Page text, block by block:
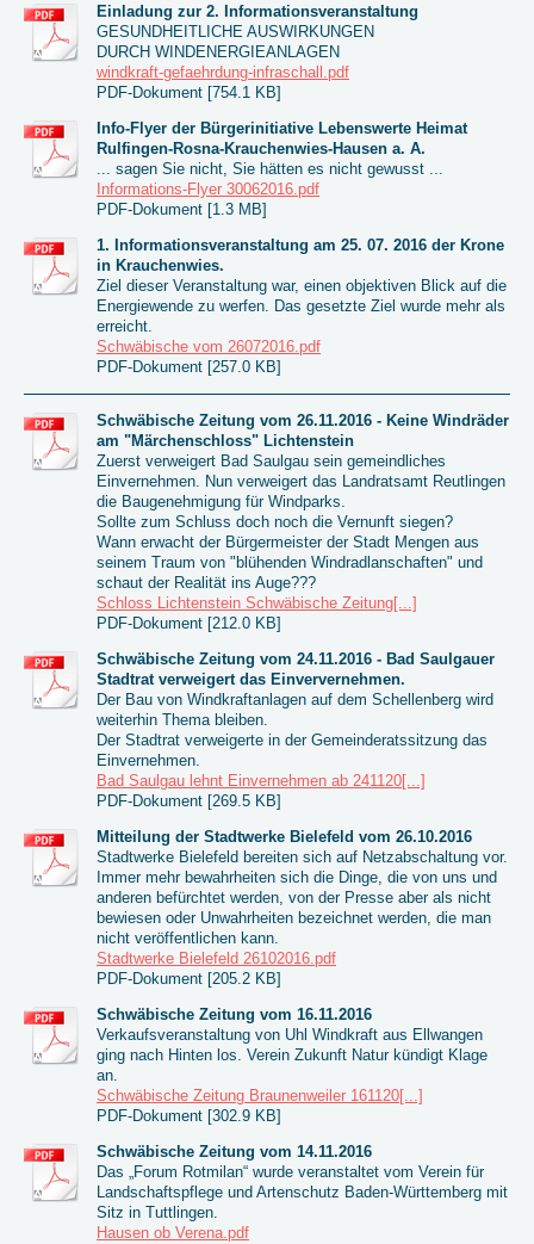
Einladung zur 2. Informationsveranstaltung
GESUNDHEITLICHE AUSWIRKUNGEN
DURCH WINDENERGIEANLAGEN
windkraft-gefaehrdung-infraschall.pdf
PDF-Dokument [754.1 KB]
Info-Flyer der Bürgerinitiative Lebenswerte Heimat
Rulfingen-Rosna-Krauchenwies-Hausen a. A.
... sagen Sie nicht, Sie hätten es nicht gewusst ...
Informations-Flyer 30062016.pdf
PDF-Dokument [1.3 MB]
1. Informationsveranstaltung am 25. 07. 2016 der Krone
in Krauchenwies.
Ziel dieser Veranstaltung war, einen objektiven Blick auf die
Energiewende zu werfen. Das gesetzte Ziel wurde mehr als
erreicht.
Schwäbische vom 26072016.pdf
PDF-Dokument [257.0 KB]
Schwäbische Zeitung vom 26.11.2016 - Keine Windräder
am "Märchenschloss" Lichtenstein
Zuerst verweigert Bad Saulgau sein gemeindliches
Einvernehmen. Nun verweigert das Landratsamt Reutlingen
die Baugenehmigung für Windparks.
Sollte zum Schluss doch noch die Vernunft siegen?
Wann erwacht der Bürgermeister der Stadt Mengen aus
seinem Traum von "blühenden Windradlanschaften" und
schaut der Realität ins Auge???
Schloss Lichtenstein Schwäbische Zeitung[...]
PDF-Dokument [212.0 KB]
Schwäbische Zeitung vom 24.11.2016 - Bad Saulgauer
Stadtrat verweigert das Einververnehmen.
Der Bau von Windkraftanlagen auf dem Schellenberg wird
weiterhin Thema bleiben.
Der Stadtrat verweigerte in der Gemeinderatssitzung das
Einvernehmen.
Bad Saulgau lehnt Einvernehmen ab 241120[...]
PDF-Dokument [269.5 KB]
Mitteilung der Stadtwerke Bielefeld vom 26.10.2016
Stadtwerke Bielefeld bereiten sich auf Netzabschaltung vor.
Immer mehr bewahrheiten sich die Dinge, die von uns und
anderen befürchtet werden, von der Presse aber als nicht
bewiesen oder Unwahrheiten bezeichnet werden, die man
nicht veröffentlichen kann.
Stadtwerke Bielefeld 26102016.pdf
PDF-Dokument [205.2 KB]
Schwäbische Zeitung vom 16.11.2016
Verkaufsveranstaltung von Uhl Windkraft aus Ellwangen
ging nach Hinten los. Verein Zukunft Natur kündigt Klage
an.
Schwäbische Zeitung Braunenweiler 161120[...]
PDF-Dokument [302.9 KB]
Schwäbische Zeitung vom 14.11.2016
Das „Forum Rotmilan“ wurde veranstaltet vom Verein für
Landschaftspflege und Artenschutz Baden-Württemberg mit
Sitz in Tuttlingen.
Hausen ob Verena.pdf